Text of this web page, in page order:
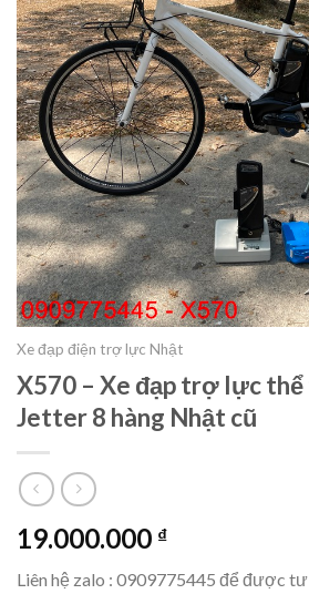
Xe đạp điện trợ lực Nhật
X570 – Xe đạp trợ lực thể
Jetter 8 hàng Nhật cũ
19.000.000 ₫
Liên hệ zalo : 0909775445 để được